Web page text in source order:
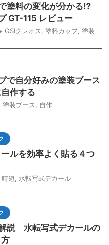
塗料の変化が分かる⁉
GT-115 レビュー
GSIクレオス 塗料カップ, 塗装
で自分好みの塗装ブース
作する
塗装ブース 自作
ルを効率よく貼る４つ
時短 水転写式デカール
説 水転写式デカールの